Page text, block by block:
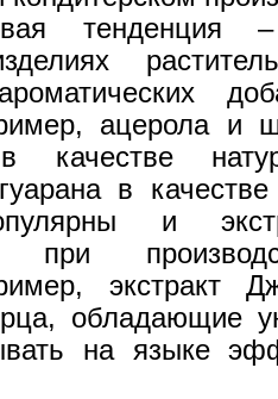
тенденция –
ацерола и
качестве
в качестве
и
при
экстракт
обладающие
на языке